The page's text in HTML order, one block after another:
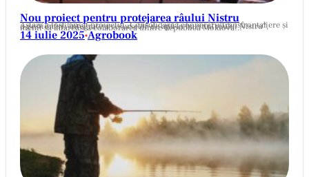
Nou proiect pentru protejarea râului Nistru
Astăzi a fost lansat proiectul „Consolidarea cooperării transfrontaliere și a gestionării integrate a resurselor de apă în bazinul râului Nistru”, menit să întărească colaborarea dintre Republica Moldova…
14 iulie 2025•Agrobook